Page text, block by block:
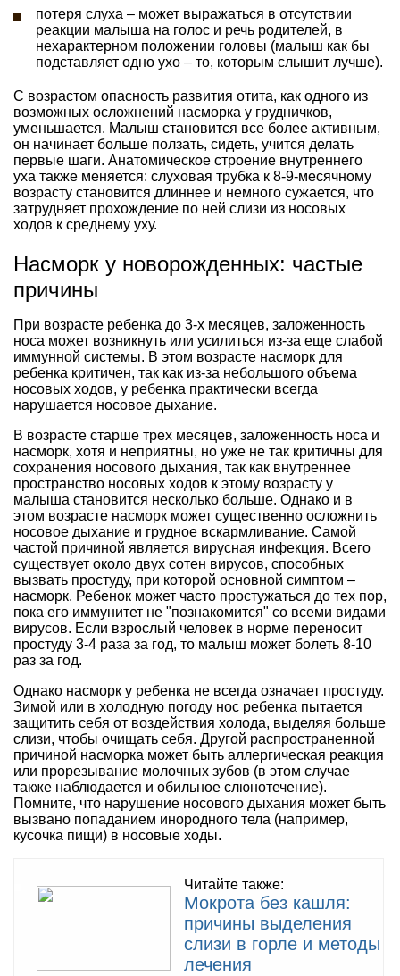
потеря слуха – может выражаться в отсутствии
реакции малыша на голос и речь родителей, в
нехарактерном положении головы (малыш как бы
подставляет одно ухо – то, которым слышит лучше).
С возрастом опасность развития отита, как одного из
возможных осложнений насморка у грудничков,
уменьшается. Малыш становится все более активным,
он начинает больше ползать, сидеть, учится делать
первые шаги. Анатомическое строение внутреннего
уха также меняется: слуховая трубка к 8-9-месячному
возрасту становится длиннее и немного сужается, что
затрудняет прохождение по ней слизи из носовых
ходов к среднему уху.
Насморк у новорожденных: частые
причины
При возрасте ребенка до 3-х месяцев, заложенность
носа может возникнуть или усилиться из-за еще слабой
иммунной системы. В этом возрасте насморк для
ребенка критичен, так как из-за небольшого объема
носовых ходов, у ребенка практически всегда
нарушается носовое дыхание.
В возрасте старше трех месяцев, заложенность носа и
насморк, хотя и неприятны, но уже не так критичны для
сохранения носового дыхания, так как внутреннее
пространство носовых ходов к этому возрасту у
малыша становится несколько больше. Однако и в
этом возрасте насморк может существенно осложнить
носовое дыхание и грудное вскармливание. Самой
частой причиной является вирусная инфекция. Всего
существует около двух сотен вирусов, способных
вызвать простуду, при которой основной симптом –
насморк. Ребенок может часто простужаться до тех пор,
пока его иммунитет не "познакомится" со всеми видами
вирусов. Если взрослый человек в норме переносит
простуду 3-4 раза за год, то малыш может болеть 8-10
раз за год.
Однако насморк у ребенка не всегда означает простуду.
Зимой или в холодную погоду нос ребенка пытается
защитить себя от воздействия холода, выделяя больше
слизи, чтобы очищать себя. Другой распространенной
причиной насморка может быть аллергическая реакция
или прорезывание молочных зубов (в этом случае
также наблюдается и обильное слюнотечение).
Помните, что нарушение носового дыхания может быть
вызвано попаданием инородного тела (например,
кусочка пищи) в носовые ходы.
Читайте также:
Мокрота без кашля:
причины выделения
слизи в горле и методы
лечения